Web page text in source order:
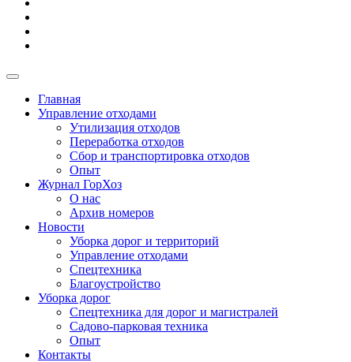
Главная
Управление отходами
Утилизация отходов
Переработка отходов
Сбор и транспортировка отходов
Опыт
Журнал ГорХоз
О нас
Архив номеров
Новости
Уборка дорог и территорий
Управление отходами
Спецтехника
Благоустройство
Уборка дорог
Спецтехника для дорог и магистралей
Садово-парковая техника
Опыт
Контакты